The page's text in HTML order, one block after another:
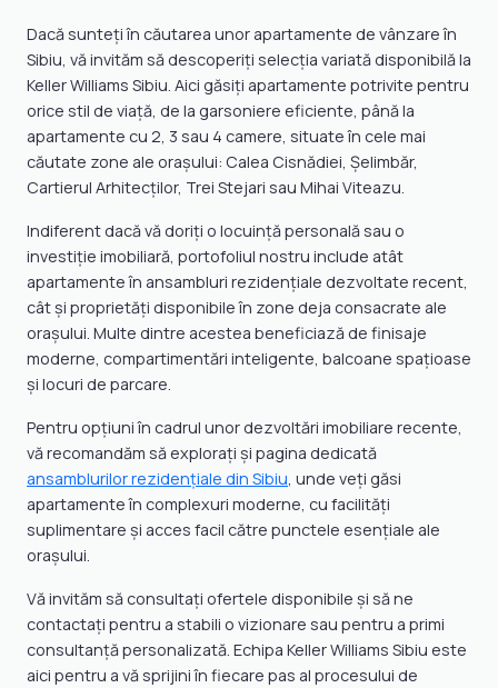
Dacă sunteți în căutarea unor apartamente de vânzare în
Sibiu, vă invităm să descoperiți selecția variată disponibilă la
Keller Williams Sibiu. Aici găsiți apartamente potrivite pentru
orice stil de viață, de la garsoniere eficiente, până la
apartamente cu 2, 3 sau 4 camere, situate în cele mai
căutate zone ale orașului: Calea Cisnădiei, Șelimbăr,
Cartierul Arhitecților, Trei Stejari sau Mihai Viteazu.
Indiferent dacă vă doriți o locuință personală sau o
investiție imobiliară, portofoliul nostru include atât
apartamente în ansambluri rezidențiale dezvoltate recent,
cât și proprietăți disponibile în zone deja consacrate ale
orașului. Multe dintre acestea beneficiază de finisaje
moderne, compartimentări inteligente, balcoane spațioase
și locuri de parcare.
Pentru opțiuni în cadrul unor dezvoltări imobiliare recente,
vă recomandăm să explorați și pagina dedicată
ansamblurilor rezidențiale din Sibiu, unde veți găsi
apartamente în complexuri moderne, cu facilități
suplimentare și acces facil către punctele esențiale ale
orașului.
Vă invităm să consultați ofertele disponibile și să ne
contactați pentru a stabili o vizionare sau pentru a primi
consultanță personalizată. Echipa Keller Williams Sibiu este
aici pentru a vă sprijini în fiecare pas al procesului de